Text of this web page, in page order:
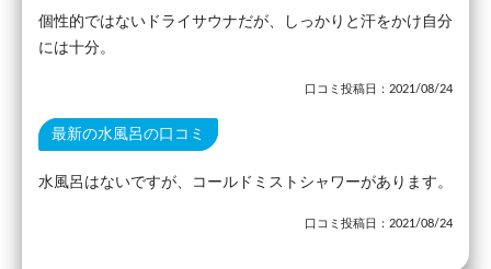
個性的ではないドライサウナだが、しっかりと汗をかけ自分
には十分。
口コミ投稿日：2021/08/24
最新の水風呂の口コミ
水風呂はないですが、コールドミストシャワーがあります。
口コミ投稿日：2021/08/24